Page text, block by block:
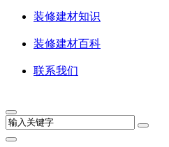
装修建材知识
装修建材百科
联系我们